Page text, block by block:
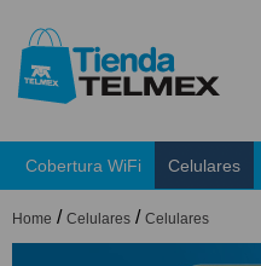
Cobertura WiFi Celulares
Home / Celulares / Celulares